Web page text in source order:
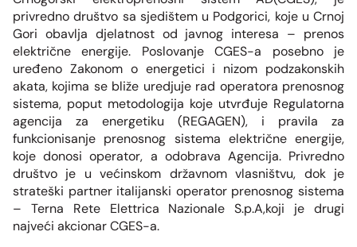
Grupa za rad SMM bloka
Energetska zajednica
Med-TSO
Dalekovodna mreža
Objekti CGES-a
Priključenje na prenosnu mrežu
Naše kompanije
CGES i životna sredina
Organizaciona šema
Skupština akcionara
Vlasnička struktura
Vijesti i događaji
Foto
Video
Međunarodni propisi
Zakoni
Podzakonski akti
Regulatorni okvir
Interna akta CGES-a
privredno društvo sa sjedištem u Podgorici, koje u Crnoj
Gori obavlja djelatnost od javnog interesa – prenos
električne energije. Poslovanje CGES-a posebno je
uređeno Zakonom o energetici i nizom podzakonskih
akata, kojima se bliže uredjuje rad operatora prenosnog
sistema, poput metodologija koje utvrđuje Regulatorna
agencija za energetiku (REGAGEN), i pravila za
funkcionisanje prenosnog sistema električne energije,
koje donosi operator, a odobrava Agencija. Privredno
društvo je u većinskom državnom vlasništvu, dok je
strateški partner italijanski operator prenosnog sistema
– Terna Rete Elettrica Nazionale S.p.A,koji je drugi
najveći akcionar CGES-a.